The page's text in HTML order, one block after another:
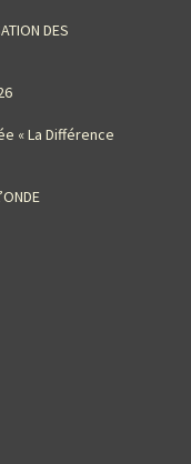
DES
« La Différence